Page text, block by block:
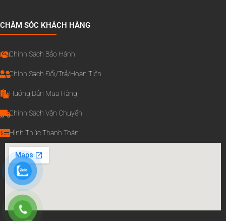
CHĂM SÓC KHÁCH HÀNG
Chính Sách Bảo Hành
Chính Sách Đổi/Trả/Hoàn Tiền
Hướng Dẫn Mua Hàng
Chính Sách Vận Chuyển
Hình Thức Thanh Toán